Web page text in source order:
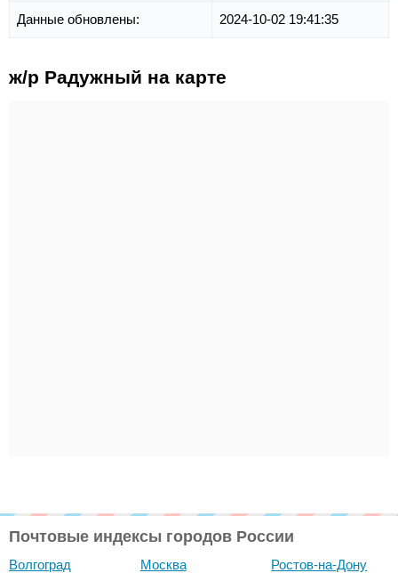
Данные обновлены: 2024-10-02 19:41:35
ж/р Радужный на карте
Почтовые индексы городов России
Волгоград Москва Ростов-на-Дону